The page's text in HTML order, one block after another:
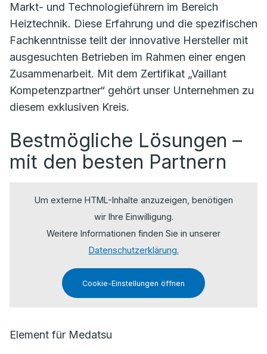
Markt- und Technologieführern im Bereich
Heiztechnik. Diese Erfahrung und die spezifischen
Fachkenntnisse teilt der innovative Hersteller mit
ausgesuchten Betrieben im Rahmen einer engen
Zusammenarbeit. Mit dem Zertifikat „Vaillant
Kompetenzpartner“ gehört unser Unternehmen zu
diesem exklusiven Kreis.
Bestmögliche Lösungen –
mit den besten Partnern
Um externe HTML-Inhalte anzuzeigen, benötigen
wir Ihre Einwilligung.
Weitere Informationen finden Sie in unserer
Datenschutzerklärung.
Cookie-Einstellungen öffnen
Element für Medatsu